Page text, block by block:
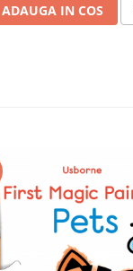
ADAUGA IN COS